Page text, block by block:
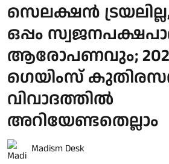
സെലക്ഷന്‍ ട്രയലില്ല,
ഒപ്പം
ആരോപണവും;
ഗെയിംസ്
വിവാദത്തില്‍
അറിയേണ്ടതെല്ലാം
Madism Desk